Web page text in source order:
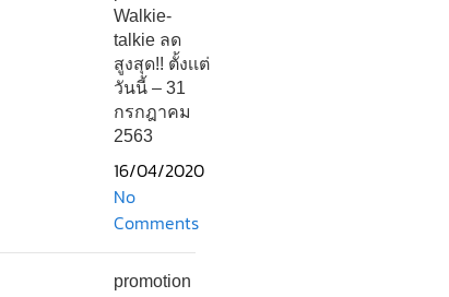
Walkie-
talkie ลด
สูงสุด!! ตั้งเเต่
วันนี้ – 31
กรกฎาคม
2563
16/04/2020
No
Comments
promotion